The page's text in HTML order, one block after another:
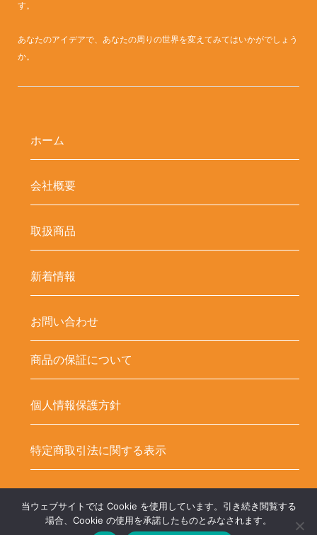
す。
あなたのアイデアで、あなたの周りの世界を変えてみてはいかがでしょう
か。
ホーム
会社概要
取扱商品
新着情報
お問い合わせ
商品の保証について
個人情報保護方針
特定商取引法に関する表示
Copyright © LED-HUBオンラインショップ – LEDテープ関連商品. All
当ウェブサイトでは Cookie を使用しています。引き続き閲覧する
場合、Cookie の使用を承諾したものとみなされます。